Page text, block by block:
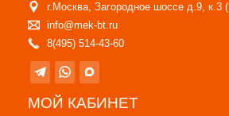
г.Москва, Загородное шоссе д.9, к.3 (
info@mek-bt.ru
8(495) 514-43-60
МОЙ КАБИНЕТ